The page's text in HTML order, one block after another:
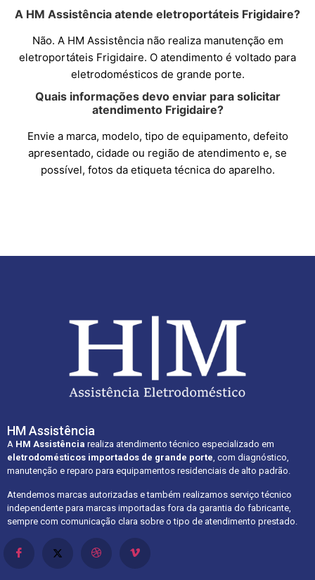
A HM Assistência atende eletroportáteis Frigidaire?
Não. A HM Assistência não realiza manutenção em
eletroportáteis Frigidaire. O atendimento é voltado para
eletrodomésticos de grande porte.
Quais informações devo enviar para solicitar
atendimento Frigidaire?
Envie a marca, modelo, tipo de equipamento, defeito
apresentado, cidade ou região de atendimento e, se
possível, fotos da etiqueta técnica do aparelho.
HM Assistência
A HM Assistência realiza atendimento técnico especializado em
eletrodomésticos importados de grande porte, com diagnóstico,
manutenção e reparo para equipamentos residenciais de alto padrão.
Atendemos marcas autorizadas e também realizamos serviço técnico
independente para marcas importadas fora da garantia do fabricante,
sempre com comunicação clara sobre o tipo de atendimento prestado.